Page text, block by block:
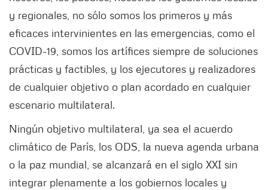
y regionales, no sólo somos los primeros y más
eficaces intervinientes en las emergencias, como el
COVID-19, somos los artífices siempre de soluciones
prácticas y factibles, y los ejecutores y realizadores
de cualquier objetivo o plan acordado en cualquier
escenario multilateral.
Ningún objetivo multilateral, ya sea el acuerdo
climático de París, los ODS, la nueva agenda urbana
o la paz mundial, se alcanzará en el siglo XXI sin
integrar plenamente a los gobiernos locales y